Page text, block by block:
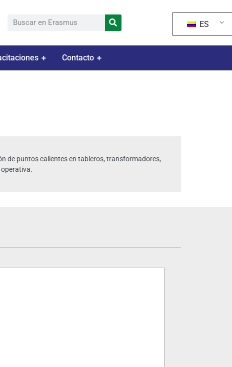
ES
Contacto
de puntos calientes en tableros, transformadores,